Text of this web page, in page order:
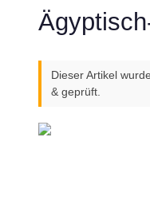
Dieser Artikel
& geprüft.